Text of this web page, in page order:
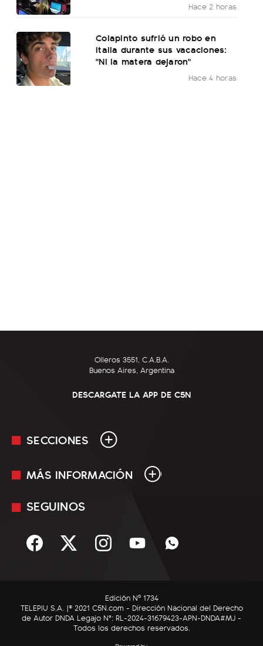
Hace 2 horas
Colapinto sufrió un robo en
Italia durante sus vacaciones:
"Ni la matera dejaron"
Hace 4 horas
Olleros 3551, C.A.B.A.
Buenos Aires, Argentina
DESCARGATE LA APP DE C5N
SECCIONES
En Vivo
Sociedad
C5N Autos
RatingCero
MÁS INFORMACIÓN
Mediakit
Términos y condiciones
SEGUINOS
Edición Nº 1734
TELEPIU S.A. |© 2021 C5N.com - Dirección Nacional del Derecho
de Autor DNDA Legajo N°: RL-2024-31679423-APN-DNDA#MJ -
Todos los derechos reservados.